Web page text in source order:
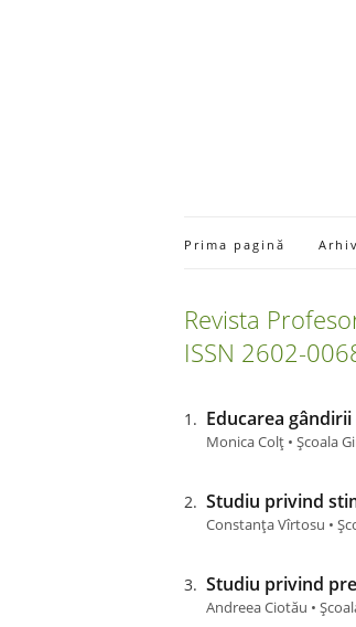
Prima pagină
Revista
ISSN 2602-
Educarea
Monica Colț • Școala
Studiu privind
Constanța Vîrtosu •
Studiu privind
Andreea Ciotău •